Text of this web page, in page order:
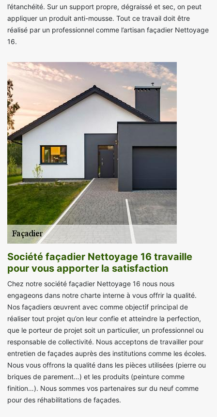
l’étanchéité. Sur un support propre, dégraissé et sec, on peut
appliquer un produit anti-mousse. Tout ce travail doit être
réalisé par un professionnel comme l’artisan façadier Nettoyage
16.
Société façadier Nettoyage 16 travaille
pour vous apporter la satisfaction
Chez notre société façadier Nettoyage 16 nous nous
engageons dans notre charte interne à vous offrir la qualité.
Nos façadiers œuvrent avec comme objectif principal de
réaliser tout projet qu’on leur confie et atteindre la perfection,
que le porteur de projet soit un particulier, un professionnel ou
responsable de collectivité. Nous acceptons de travailler pour
entretien de façades auprès des institutions comme les écoles.
Nous vous offrons la qualité dans les pièces utilisées (pierre ou
briques de parement…) et les produits (peinture comme
finition…). Nous sommes vos partenaires sur du neuf comme
pour des réhabilitations de façades.